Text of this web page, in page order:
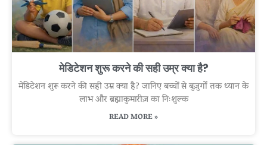
मेडिटेशन शुरू करने की सही उम्र क्या है?
मेडिटेशन शुरू करने की सही उम्र क्या है? जानिए बच्चों से बुज़ुर्गों तक ध्यान के
लाभ और ब्रह्माकुमारीज़ का निःशुल्क
READ MORE »